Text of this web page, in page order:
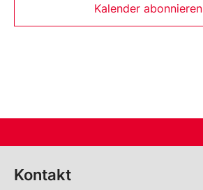
Kalender abonnieren
Kontakt